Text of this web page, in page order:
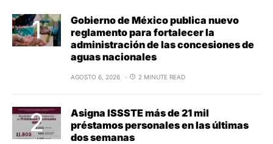
Gobierno de México publica nuevo
reglamento para fortalecer la
administración de las concesiones de
aguas nacionales
AGOSTO 6, 2026 2 MINUTE READ
Asigna ISSSTE más de 21 mil
préstamos personales en las últimas
dos semanas